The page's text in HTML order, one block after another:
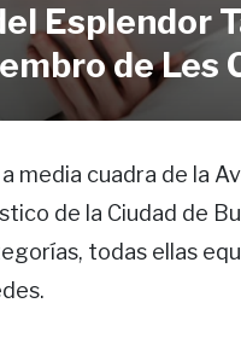
Esplendor
de Les
cuadra de la
de la Ciudad de
todas ellas